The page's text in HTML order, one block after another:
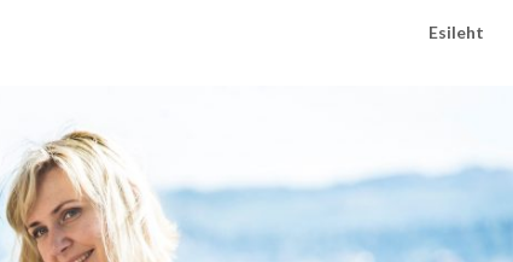
Esileht